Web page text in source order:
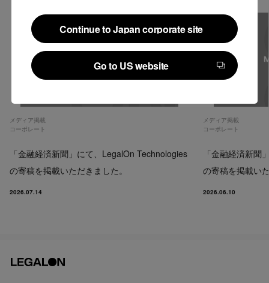
Continue to Japan corporate site
Continue to Japan corporate site
Go to US website
Go to US website
メディア掲載
コーポレート
「金融経済新聞」にて、LegalOn Technologies
の寄稿を掲載いただきました。
2026.07.14
メディア掲載
コーポレート
「金融経済新聞
の寄稿を掲載い
2026.06.10